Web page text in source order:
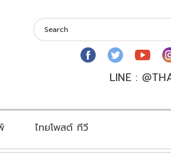
LINE :
ไทยโพสต์ ทีวี